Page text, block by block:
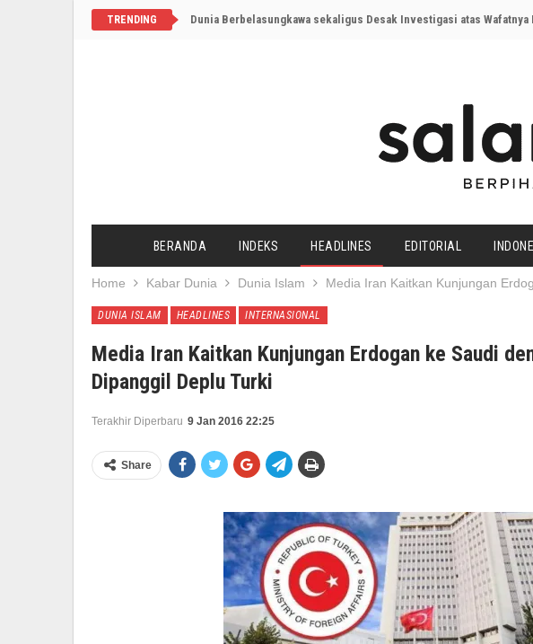
TRENDING Dunia Berbelasungkawa sekaligus Desak Investigasi atas Wafatnya
BERANDA INDEKS HEADLINES EDITORIAL
Home Kabar Dunia Dunia Islam Media Iran Kaitkan Kunjungan
DUNIA ISLAM HEADLINES INTERNASIONAL
Media Iran Kaitkan Kunjungan Erdogan ke Saudi
Dipanggil Deplu Turki
Terakhir Diperbaru 9 Jan 2016 22:25
Share